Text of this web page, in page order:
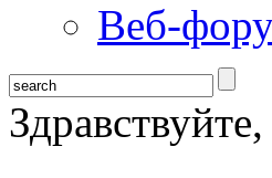
Веб-
Здравствуйте,